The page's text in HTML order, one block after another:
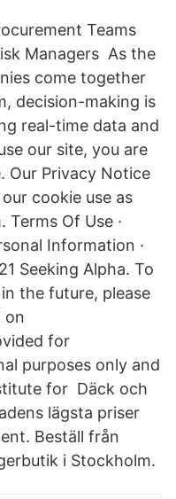
Teams
Managers As the
come together
decision-making is
real-time data and
our site, you are
Our Privacy Notice
cookie use as
Of Use ·
Information ·
Seeking Alpha. To
the future, please
on
for
purposes only and
for Däck och
lägsta priser
Beställ från
i Stockholm.